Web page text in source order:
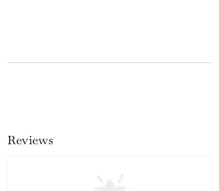
Reviews